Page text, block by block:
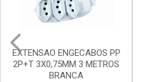
FILTRO DE LINHA
ENGECABOS 4 TOMADAS
0,80 METRO BRANCA